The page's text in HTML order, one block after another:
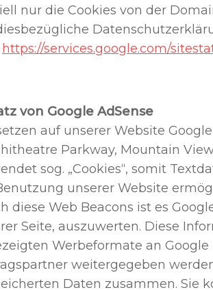
nur die Cookies von der
https://services.google.com/
von Google AdSense
auf unserer Website
Parkway, Mountain
sog. „Cookies“, somit
unserer Website
diese Web Beacons ist es
Seite, auszuwerten. Diese
Werbeformate an
weitergegeben
Daten zusammen. Sie